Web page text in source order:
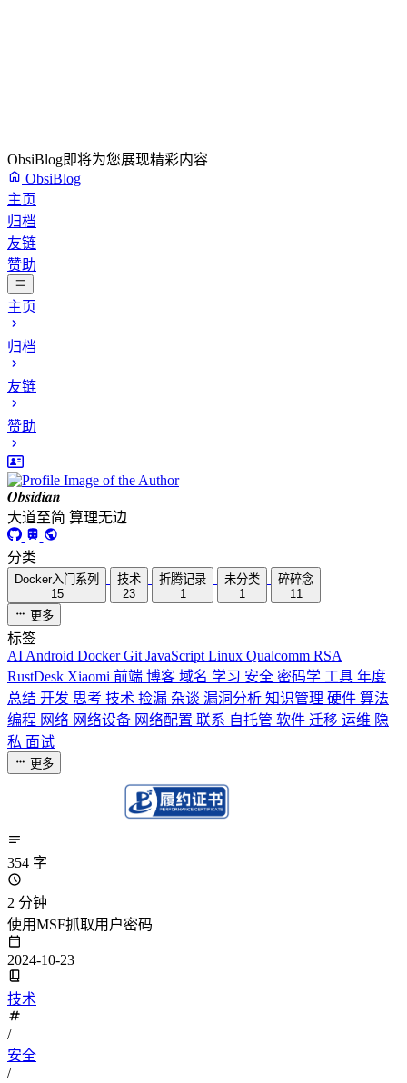
ObsiBlog即将为您展现精彩内容
ObsiBlog
主页
归档
友链
赞助
主页
归档
友链
赞助
𝑶𝒃𝒔𝒊𝒅𝒊𝒂𝒏
大道至简 算理无边
分类
Docker入门系列
15
技术
23
折腾记录
1
未分类
1
碎碎念
11
更多
标签
AI Android DockerGit JavaScript Linux Qualcomm RSA
RustDesk Xiaomi 前端 博客 域名 学习 安全 密码学 工具 年度
总结 开发 思考 技术 捡漏 杂谈 漏洞分析 知识管理 硬件 算法
编程 网络 网络设备 网络配置 联系 自托管 软件 迁移 运维 隐
私 面试
更多
354 字
2 分钟
使用MSF抓取用户密码
2024-10-23
技术
/
安全
/